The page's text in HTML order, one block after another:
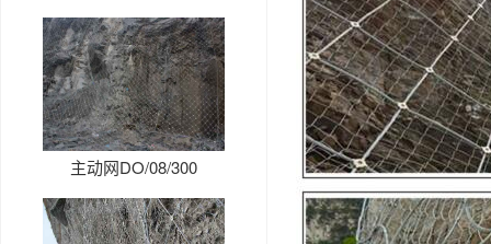
主动网DO/08/300